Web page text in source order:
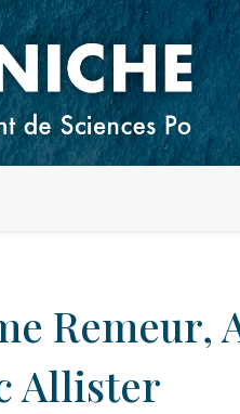
Remeur,
Allister